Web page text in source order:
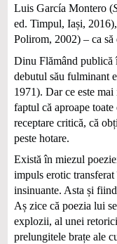
Luis García Montero (
ed. Timpul, Iași,
Polirom, 2002) – ca să
Dinu Flămând publică
debutul său fulminant
1971). Dar ce este
faptul că aproape
receptare critică, că
peste hotare.
Există în miezul
impuls erotic
insinuante. Asta și
Aș zice că poezia lui
explozii, al unei
prelungitele brațe ale